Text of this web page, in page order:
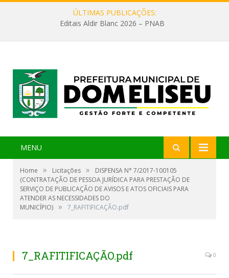
ÚLTIMAS PUBLICAÇÕES:
Editais Aldir Blanc 2026 – PNAB
MENU
Home » Licitações »
DISPENSA N° 7/2017-100105
(CONTRATAÇÃO DE PESSOA JURÍDICA PARA PRESTAÇÃO DE
SERVIÇO DE PUBLICAÇÃO DE AVISOS E ATOS OFICIAIS PARA
ATENDER AS NECESSIDADES DO
MUNICÍPIO) » 7_RAFITIFICAÇÃO.pdf
7_RAFITIFICAÇÃO.pdf 0